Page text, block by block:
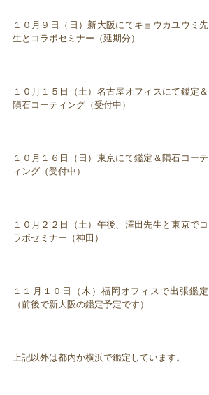
１０月９日（日）新大阪にてキョウカユウミ先
生とコラボセミナー（延期分）
１０月１５日（土）名古屋オフィスにて鑑定＆
隕石コーティング（受付中）
１０月１６日（日）東京にて鑑定＆隕石コーテ
ィング（受付中）
１０月２２日（土）午後、澤田先生と東京でコ
ラボセミナー（神田）
１１月１０日（木）福岡オフィスで出張鑑定
（前後で新大阪の鑑定予定です）
上記以外は都内か横浜で鑑定しています。